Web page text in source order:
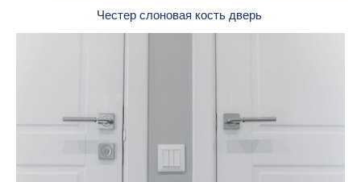
Честер слоновая кость дверь